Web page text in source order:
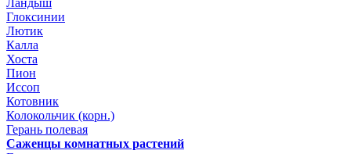
Ландыш
Глоксинии
Лютик
Калла
Хоста
Пион
Иссоп
Котовник
Колокольчик (корн.)
Герань полевая
Саженцы комнатных растений